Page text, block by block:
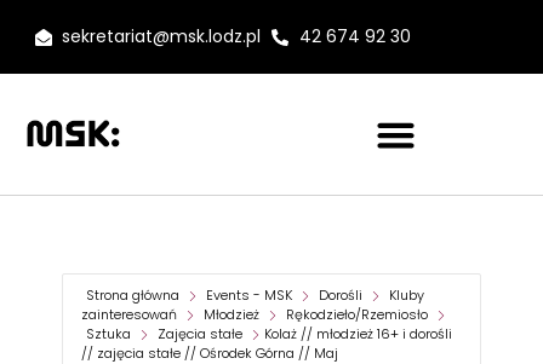
sekretariat@msk.lodz.pl 42 674 92 30
Strona główna Events - MSK Dorośli
Kluby
zainteresowań
Młodzież
Rękodzieło/Rzemiosło
Sztuka
Zajęcia stałe
Kolaż // młodzież 16+ i dorośli
// zajęcia stałe // Ośrodek Górna // Maj